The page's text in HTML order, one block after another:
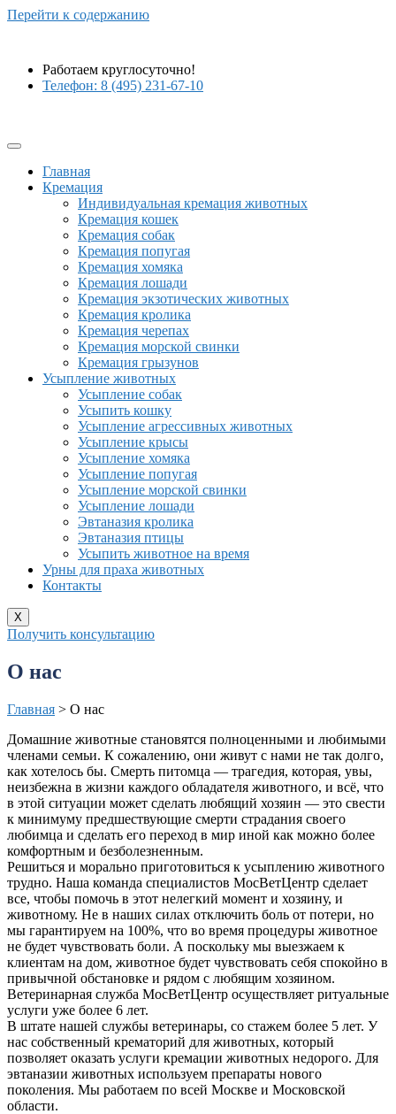
Перейти к содержанию
Работаем круглосуточно!
Телефон: 8 (495) 231-67-10
Главная
Кремация
Индивидуальная кремация животных
Кремация кошек
Кремация собак
Кремация попугая
Кремация хомяка
Кремация лошади
Кремация экзотических животных
Кремация кролика
Кремация черепах
Кремация морской свинки
Кремация грызунов
Усыпление животных
Усыпление собак
Усыпить кошку
Усыпление агрессивных животных
Усыпление крысы
Усыпление хомяка
Усыпление попугая
Усыпление морской свинки
Усыпление лошади
Эвтаназия кролика
Эвтаназия птицы
Усыпить животное на время
Урны для праха животных
Контакты
X
Получить консультацию
О нас
Главная > О нас
Домашние животные становятся полноценными и любимыми
членами семьи. К сожалению, они живут с нами не так долго,
как хотелось бы. Смерть питомца — трагедия, которая, увы,
неизбежна в жизни каждого обладателя животного, и всё, что
в этой ситуации может сделать любящий хозяин — это свести
к минимуму предшествующие смерти страдания своего
любимца и сделать его переход в мир иной как можно более
комфортным и безболезненным.
Решиться и морально приготовиться к усыплению животного
трудно. Наша команда специалистов МосВетЦентр сделает
все, чтобы помочь в этот нелегкий момент и хозяину, и
животному. Не в наших силах отключить боль от потери, но
мы гарантируем на 100%, что во время процедуры животное
не будет чувствовать боли. А поскольку мы выезжаем к
клиентам на дом, животное будет чувствовать себя спокойно в
привычной обстановке и рядом с любящим хозяином.
Ветеринарная служба МосВетЦентр осуществляет ритуальные
услуги уже более 6 лет.
В штате нашей службы ветеринары, со стажем более 5 лет. У
нас собственный крематорий для животных, который
позволяет оказать услуги кремации животных недорого. Для
эвтаназии животных используем препараты нового
поколения. Мы работаем по всей Москве и Московской
области.